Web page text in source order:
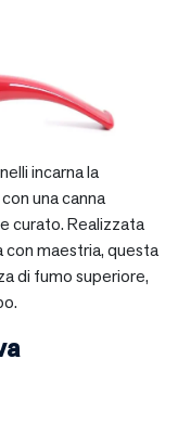
incarna la
una canna
curato. Realizzata
con maestria, questa
di fumo superiore,